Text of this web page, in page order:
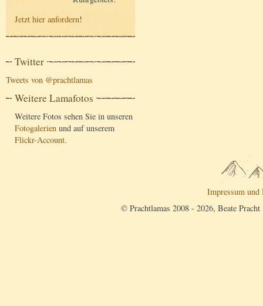
Jetzt hier anfordern!
Twitter
Tweets von @prachtlamas
Weitere Lamafotos
Weitere Fotos sehen Sie in unseren
Fotogalerien und auf unserem
Flickr-Account.
Impressum und
© Prachtlamas 2008 - 2026, Beate Pracht